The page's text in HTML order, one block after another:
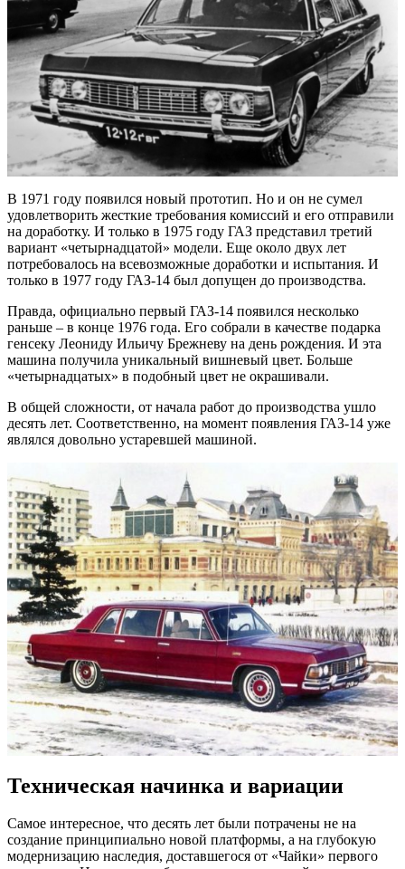
В 1971 году появился новый прототип. Но и он не сумел
удовлетворить жесткие требования комиссий и его отправили
на доработку. И только в 1975 году ГАЗ представил третий
вариант «четырнадцатой» модели. Еще около двух лет
потребовалось на всевозможные доработки и испытания. И
только в 1977 году ГАЗ-14 был допущен до производства.
Правда, официально первый ГАЗ-14 появился несколько
раньше – в конце 1976 года. Его собрали в качестве подарка
генсеку Леониду Ильичу Брежневу на день рождения. И эта
машина получила уникальный вишневый цвет. Больше
«четырнадцатых» в подобный цвет не окрашивали.
В общей сложности, от начала работ до производства ушло
десять лет. Соответственно, на момент появления ГАЗ-14 уже
являлся довольно устаревшей машиной.
Техническая начинка и вариации
Самое интересное, что десять лет были потрачены не на
создание принципиально новой платформы, а на глубокую
модернизацию наследия, доставшегося от «Чайки» первого